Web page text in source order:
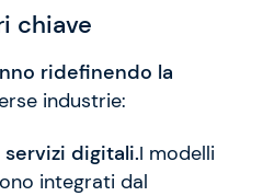
chiave
ridefinendo la
industrie:
digitali.I modelli
integrati dal